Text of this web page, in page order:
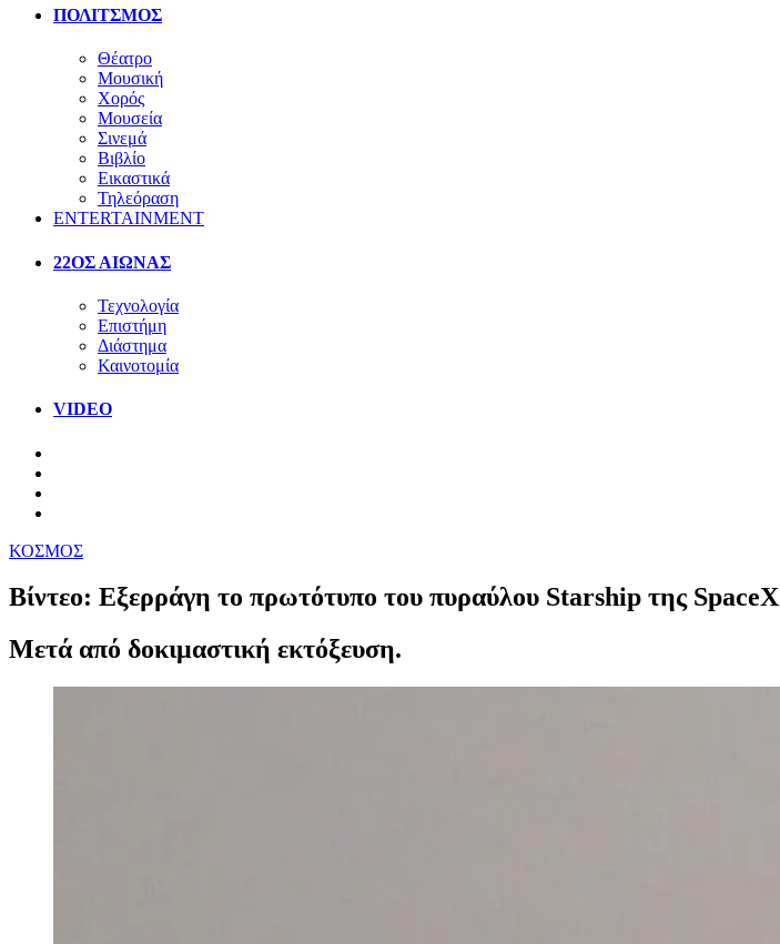
ΠΟΛΙΤΣΜΟΣ
Θέατρο
Μουσική
Χορός
Μουσεία
Σινεμά
Βιβλίο
Εικαστικά
Τηλεόραση
ENTERTAINMENT
22ΟΣ ΑΙΩΝΑΣ
Τεχνολογία
Επιστήμη
Διάστημα
Καινοτομία
VIDEO
ΚΟΣΜΟΣ
Βίντεο: Εξερράγη το πρωτότυπο του πυραύλου Starship της SpaceX
Μετά από δοκιμαστική εκτόξευση.